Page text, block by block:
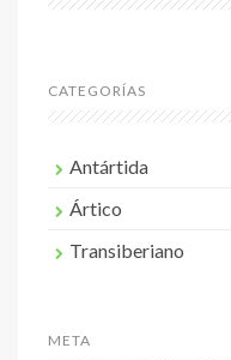
CATEGORÍAS
Antártida
Ártico
Transiberiano
META